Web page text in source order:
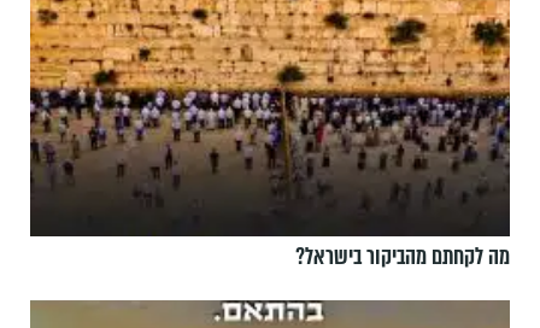
מה לקחתם מהביקור בישראל?